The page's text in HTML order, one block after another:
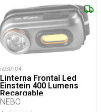
n030104
Linterna Frontal Led
Einstein 400 Lumens
Recargable
NEBO